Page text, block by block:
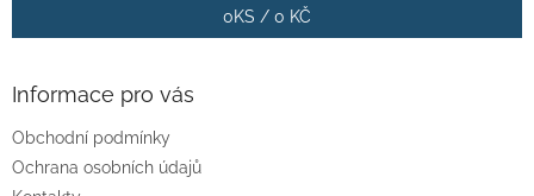
0KS / 0 KČ
Informace pro vás
Obchodní podmínky
Ochrana osobních údajů